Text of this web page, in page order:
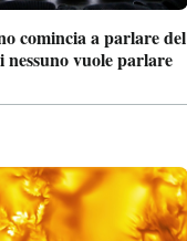
comincia a parlare del
vuole parlare